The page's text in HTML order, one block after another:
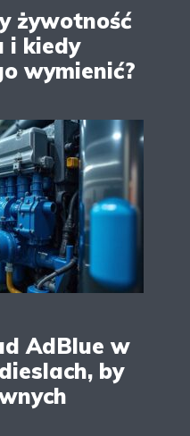
żywotność
i kiedy
wymienić?
AdBlue w
by